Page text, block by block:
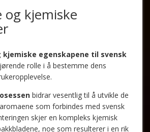
og kjemiske
kjemiske egenskapene til svensk
rolle i å bestemme dens
bidrar vesentlig til å utvikle de
som forbindes med svensk
skjer en kompleks kjemisk
noe som resulterer i en rik